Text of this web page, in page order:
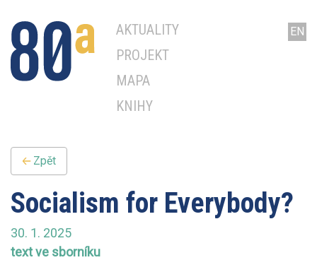
AKTUALITY
PROJEKT
MAPA
KNIHY
EN
Zpět
Socialism for Everybody?
30. 1. 2025
text ve sborníku